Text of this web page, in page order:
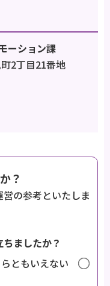
ーション課
2丁目21番地
？
の参考といたしま
ましたか？
ともいえない